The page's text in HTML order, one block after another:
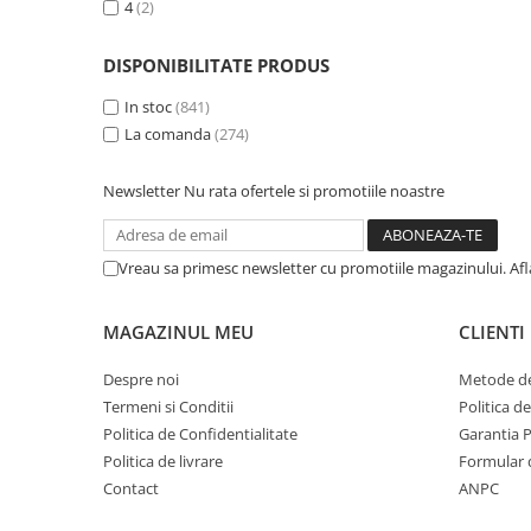
4(2)
DISPONIBILITATE PRODUS
In stoc(841)
La comanda(274)
Newsletter Nu rata ofertele si promotiile noastre
Vreau sa primesc newsletter cu promotiile magazinului.
MAGAZINUL MEU
Despre noi
Termeni si Conditii
Politica de Confidentialitate
Politica de livrare
Contact
CLIENTI
Metode
Politica
Garantia
Formular
ANPC